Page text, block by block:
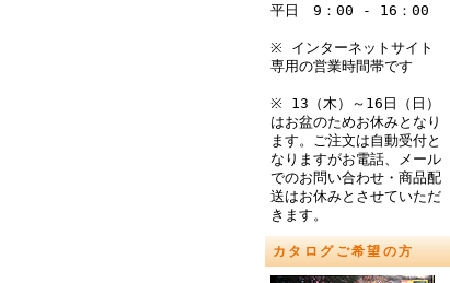
平日 9：00 - 16：00
※ インターネットサイト
専用の営業時間帯です
※ 13（木）～16日（日）
はお盆のためお休みとなり
ます。ご注文は自動受付と
なりますがお電話、メール
でのお問い合わせ・商品配
送はお休みとさせていただ
きます。
カタログご希望の方